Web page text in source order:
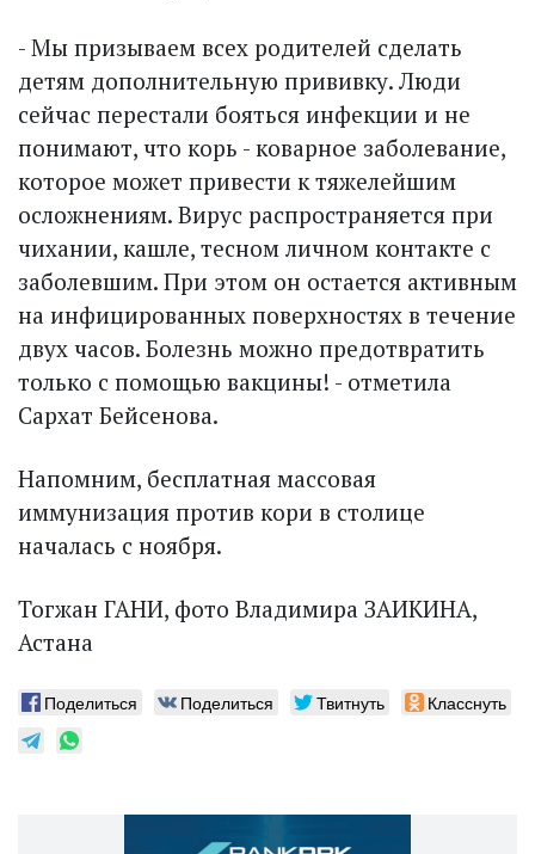
- Мы призываем всех родителей сделать
детям дополнительную прививку. Люди
сейчас перестали бояться инфекции и не
понимают, что корь - коварное заболевание,
которое может привести к тяжелейшим
осложнениям. Вирус распространяется при
чихании, кашле, тесном личном контакте с
заболевшим. При этом он остается активным
на инфицированных поверхностях в течение
двух часов. Болезнь можно предотвратить
только с помощью вакцины! - отметила
Сархат Бейсенова.
Напомним, бесплатная массовая
иммунизация против кори в столице
началась с ноября.
Тогжан ГАНИ, фото Владимира ЗАИКИНА,
Астана
Поделиться Поделиться Твитнуть Класснуть